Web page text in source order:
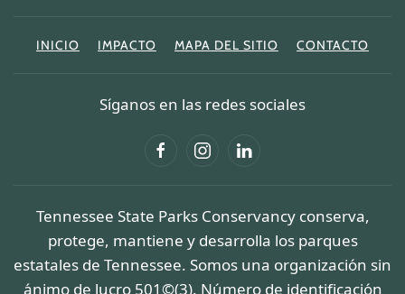
INICIO IMPACTO MAPA DEL SITIO CONTACTO
Síganos en las redes sociales
Tennessee State Parks Conservancy conserva,
protege, mantiene y desarrolla los parques
estatales de Tennessee. Somos una organización sin
ánimo de lucro 501©(3). Número de identificación